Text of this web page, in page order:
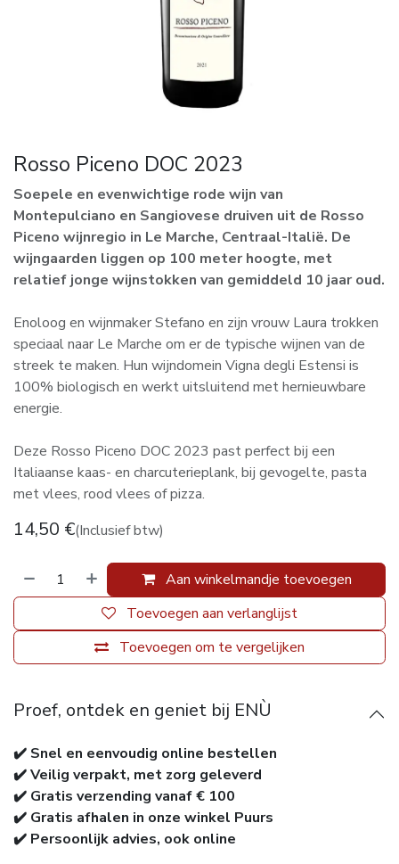
Rosso Piceno DOC 2023
Soepele en evenwichtige rode wijn van
Montepulciano en Sangiovese druiven uit de Rosso
Piceno wijnregio in Le Marche, Centraal-Italië. De
wijngaarden liggen op 100 meter hoogte, met
relatief jonge wijnstokken van gemiddeld 10 jaar oud.
Enoloog en wijnmaker Stefano en zijn vrouw Laura trokken
speciaal naar Le Marche om er de typische wijnen van de
streek te maken. Hun wijndomein Vigna degli Estensi is
100% biologisch en werkt uitsluitend met hernieuwbare
energie.
Deze Rosso Piceno DOC 2023 past perfect bij een
Italiaanse kaas- en charcuterieplank, bij gevogelte, pasta
met vlees, rood vlees of pizza.
14,50 €(Inclusief btw)
Aan winkelmandje toevoegen
Toevoegen om te vergelijken
Toevoegen aan verlanglijst
Proef, ontdek en geniet bij ENÙ
✔️ Snel en eenvoudig online bestellen
✔️ Veilig verpakt, met zorg geleverd
✔️ Gratis verzending vanaf € 100
✔️ Gratis afhalen in onze winkel Puurs
✔️ Persoonlijk advies, ook online